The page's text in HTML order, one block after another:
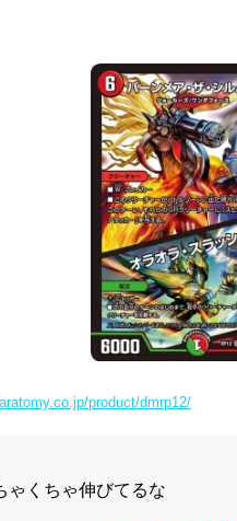
product/dmrp12/
ゃくちゃ伸びてるな